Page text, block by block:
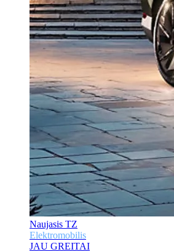
Naujasis TZ
Elektromobilis
JAU GREITAI